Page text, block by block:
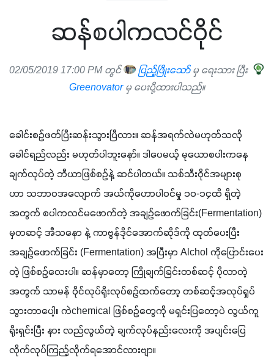
ဆန်စပါကလင်ဝိုင်
02/05/2019 17:00 PM တွင် ပြည့်ဖြိုးသော်မှ ရေးသား ပြီး
Greenovator မှ ပေးပို့ထားပါသည်။
ခေါင်းစဉ်ဖတ်ပြီးဆန်းသွားပြီလား။ ဆန်အရက်လဲမဟုတ်သလို
ခေါင်ရည်လည်း မဟုတ်ပါဘူးနော်။ ဒါပေမယ့် မုယောစပါးကနေ
ချက်လုပ်တဲ့ ဘီယာဖြစ်စဉ်နဲ့ ဆင်ပါတယ်။ သစ်သီးဝိုင်အများစု
ဟာ သဘာဝအလျောက် အယ်ကိုဟောပါဝင်မှု ၁၀-၁၄ထိ ရှိတဲ့
အတွက် စပါကလင်မဖောက်တဲ့ အချဉ်ဖောက်ခြင်း(Fermentation)
မှတဆင့် အီသနော နဲ့ ကာဗွန်ဒိုင်အောက်ဆိုဒ်ကို ထုတ်ပေးပြီး
အချဉ်ဖောက်ခြင်း (Fermentation) အပြီးမှာ Alchol ကိုပြောင်းပေး
တဲ့ ဖြစ်စဉ်လေးပါ။ ဆန်မှာတော့ ကြိုချက်ခြင်းတစ်ဆင့် ပိုလာတဲ့
အတွက် သာမန် ဝိုင်လုပ်ရိုးလုပ်စဉ်ထက်တော့ တစ်ဆင့်အလုပ်ရှုပ်
သွားတာပေါ့။ ကဲchemical ဖြစ်စဉ်တွေကို မရှင်းပြတော့ပဲ လွယ်ကူ
ရိုးရှင်းပြီး နား လည်လွယ်တဲ့ ချက်လုပ်နည်းလေးကို အပျင်းပြေ
လိုက်လုပ်ကြည့်လိုက်ရအောင်လားဗျာ။